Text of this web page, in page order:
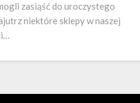
zasiąść do uroczystego
niektóre sklepy w naszej